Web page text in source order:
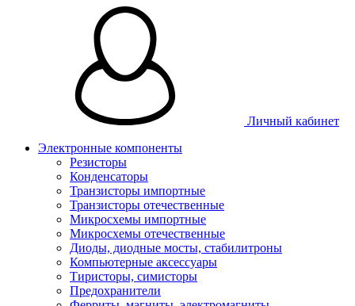
Личный кабинет
Электронные компоненты
Резисторы
Конденсаторы
Транзисторы импортные
Транзисторы отечественные
Микросхемы импортные
Микросхемы отечественные
Диоды, диодные мосты, стабилитроны
Компьютерные аксессуары
Тиристоры, симисторы
Предохранители